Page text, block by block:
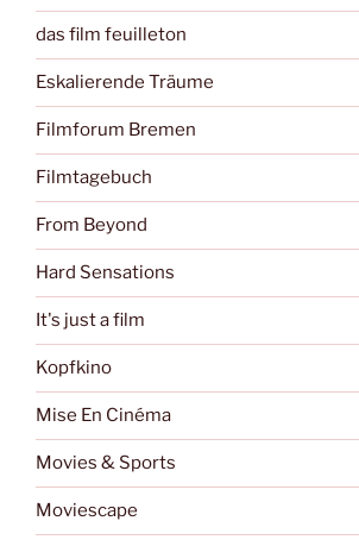
das film feuilleton
Eskalierende Träume
Filmforum Bremen
Filmtagebuch
From Beyond
Hard Sensations
It's just a film
Kopfkino
Mise En Cinéma
Movies & Sports
Moviescape